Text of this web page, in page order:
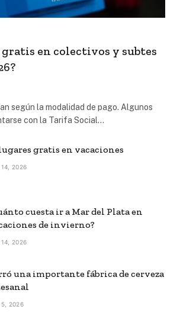
gratis en colectivos y subtes
según la modalidad de pago. Algunos
con la Tarifa Social…
gratis en vacaciones
2026
cuesta ir a Mar del Plata en
de invierno?
2026
una importante fábrica de cerveza
5, 2026